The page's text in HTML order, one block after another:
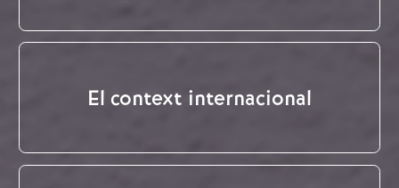
El context internacional